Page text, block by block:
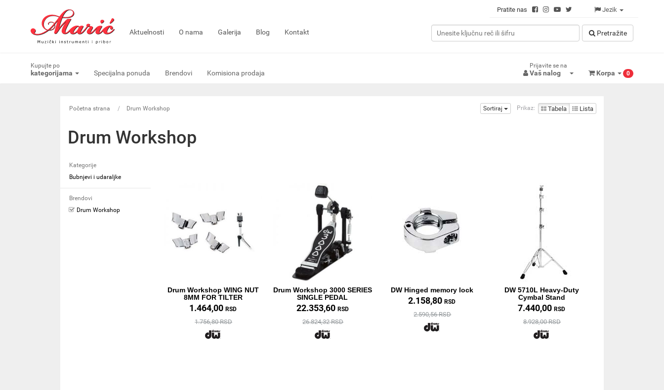
Pratite nas Jezik
Aktuelnosti O nama Galerija Blog Kontakt Pretražitе
Kupujte po
kategorijama Specijalna ponuda Brendovi Komisiona prodaja
Prijavite se na
Vaš nalog Korpa 0
Početna strana Drum Workshop Sortiraj Prikaz: Tabela Lista
Drum Workshop
Kategorije
Bubnjevi i udaraljke
Brendovi
Drum Workshop
Drum Workshop WING NUT
8MM FOR TILTER
1.464,00RSD
1.756,80 RSD
Drum Workshop 3000 SERIES
SINGLE PEDAL
22.353,60 RSD
26.824,32 RSD
DW Hinged memory lock
2.158,80RSD
2.590,56 RSD
DW 5710L Heavy-Duty
Cymbal Stand
7.440,00RSD
8.928,00 RSD